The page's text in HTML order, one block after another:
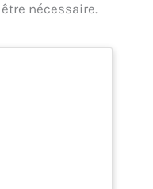
nécessaire.